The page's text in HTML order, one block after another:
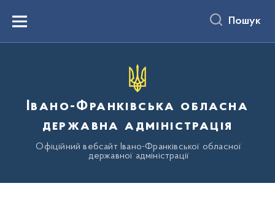
вмістуMenu Пошук
Івано-Франківська обласна
державна адміністрація
Офіційний вебсайт Івано-Франківської обласної
державної адміністрації